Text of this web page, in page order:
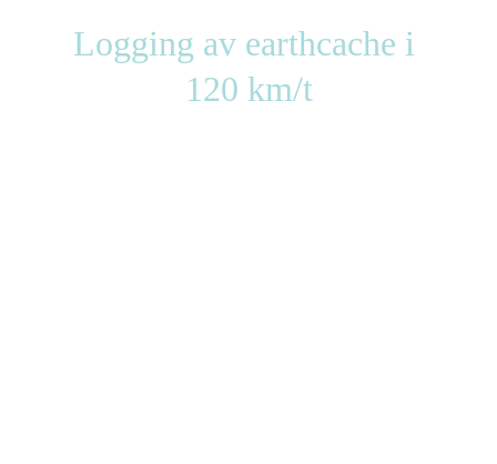
Logging av earthcache i
120 km/t